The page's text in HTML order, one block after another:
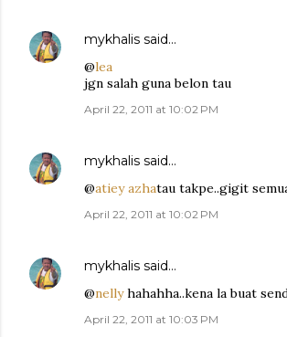
mykhalis said…
@lea
jgn salah guna belon tau
April 22, 2011 at 10:02 PM
mykhalis said…
@atiey azhatau takpe..gigit
April 22, 2011 at 10:02 PM
mykhalis said…
@nellyhahahha..kena la buat
April 22, 2011 at 10:03 PM